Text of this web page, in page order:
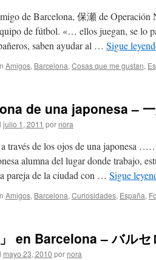
de Barcelona, 保瀬 de
de fútbol. «… ellos juegan, se lo
saben ayudar al … Sigue
Amigos, Barcelona, Cosas que me gustan,
de una japonesa –
julio 1, 2011 por nora
a través de los ojos de una
alumna del lugar donde trabajo,
pareja de la ciudad con … Sigue
Amigos, Barcelona, Curiosidades, España,
」 en Barcelona – バルセ
mayo 23, 2010 por nora